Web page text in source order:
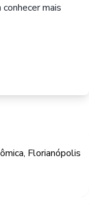
mais
Florianópolis